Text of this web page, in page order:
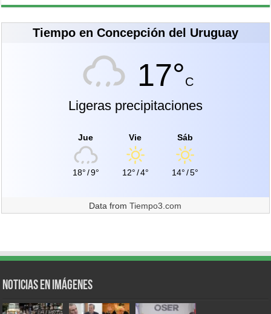
Tiempo en Concepción del Uruguay
17°C
Ligeras precipitaciones
Jue
18°/9°
Vie
12°/4°
Sáb
14°/5°
Data fromTiempo3.com
Noticias en Imágenes